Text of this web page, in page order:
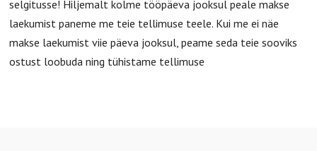
selgitusse! Hiljemalt kolme tööpäeva jooksul peale makse
laekumist paneme me teie tellimuse teele. Kui me ei näe
makse laekumist viie päeva jooksul, peame seda teie sooviks
ostust loobuda ning tühistame tellimuse